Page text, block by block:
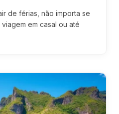
de férias, não importa se
em casal ou até